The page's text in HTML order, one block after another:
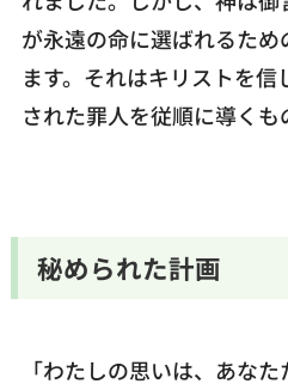
が永遠の命に選ばれるた
ます。それはキリストを信
された罪人を従順に導くも
秘められた計画
「わたしの思いは、あな